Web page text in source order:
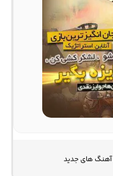
آهنگ های جدید